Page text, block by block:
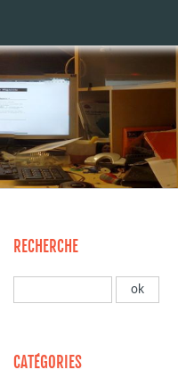
RECHERCHE
CATÉGORIES